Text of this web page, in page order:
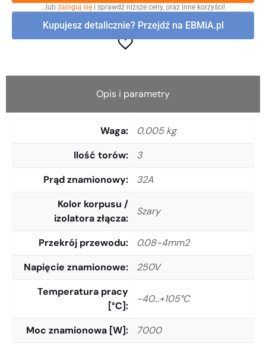
…lub zaloguj się i sprawdź niższe ceny, oraz inne korzyści!
Kupujesz detalicznie? Przejdź na EBMiA.pl
Opis i parametry
Waga
0,005 kg
Ilość torów
3
Prąd znamionowy
32A
Kolor korpusu /
izolatora złącza
Szary
Przekrój przewodu
0.08-4mm2
Napięcie znamionowe
250V
Temperatura pracy
[°C]
-40…+105°C
Moc znamionowa [W] 7000